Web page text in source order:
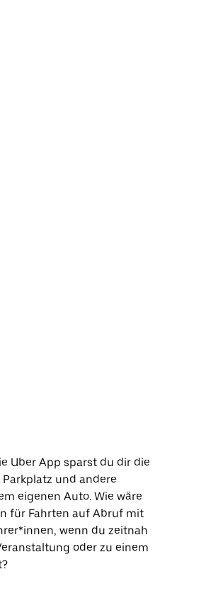
Uber App sparst du dir die
und andere
eigenen Auto. Wie wäre
für Fahrten auf Abruf mit
wenn du zeitnah
oder zu einem